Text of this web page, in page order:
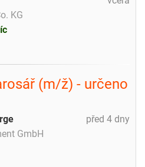
KG
(m/ž) - určeno
před 4 dny
GmbH